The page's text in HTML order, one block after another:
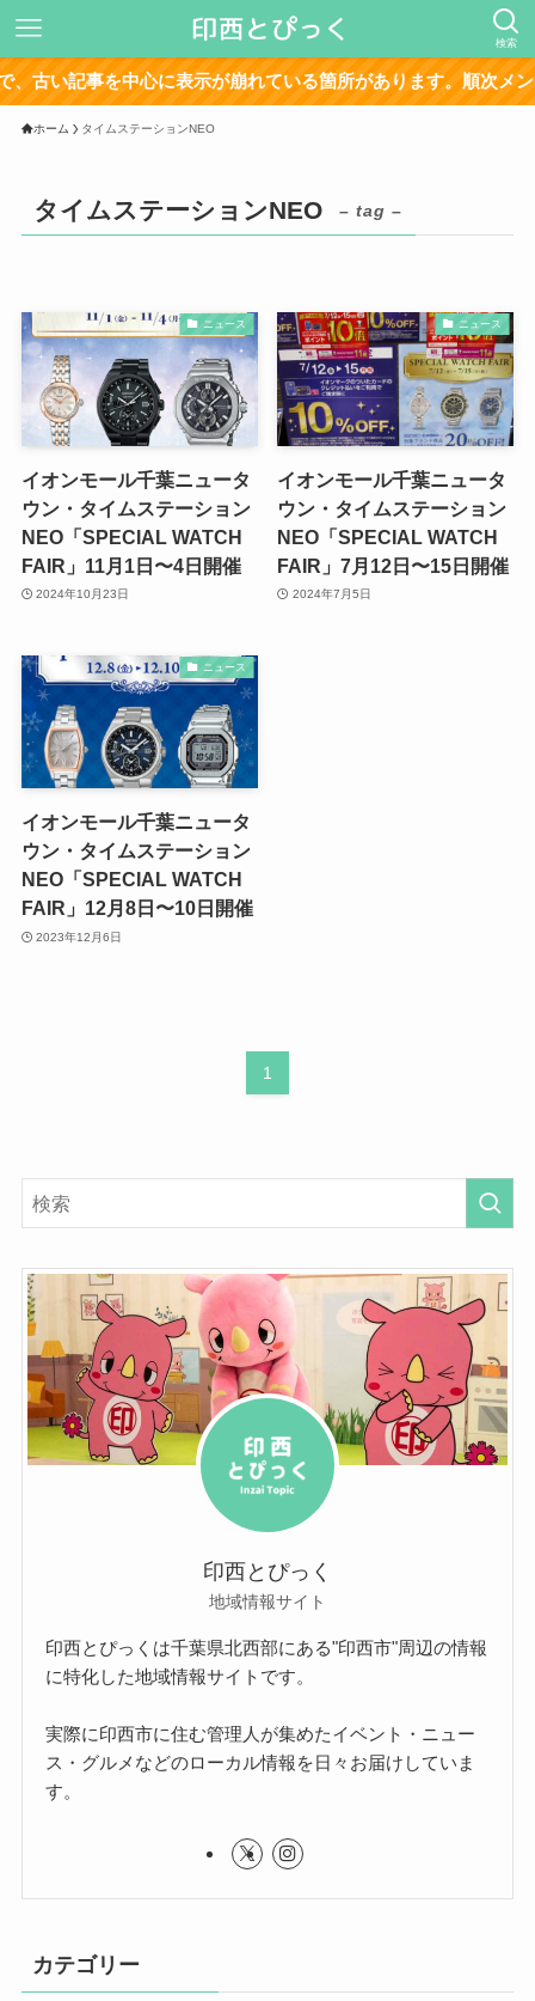
検索
い記事を中心に表示が崩れている箇所があります。順次メンテ
ホーム タイムステーションNEO
タイムステーションNEO – tag –
ニュース
イオンモール千葉ニュータ
ウン・タイムステーション
NEO「SPECIAL WATCH
FAIR」11月1日〜4日開催
2024年10月23日
ニュース
イオンモール千葉ニュータ
ウン・タイムステーション
NEO「SPECIAL WATCH
FAIR」7月12日〜15日開催
2024年7月5日
ニュース
イオンモール千葉ニュータ
ウン・タイムステーション
NEO「SPECIAL WATCH
FAIR」12月8日〜10日開催
2023年12月6日
1
印西とぴっく
地域情報サイト
印西とぴっくは千葉県北西部にある"印西市"周辺の情報
に特化した地域情報サイトです。
実際に印西市に住む管理人が集めたイベント・ニュー
ス・グルメなどのローカル情報を日々お届けしていま
す。
カテゴリー